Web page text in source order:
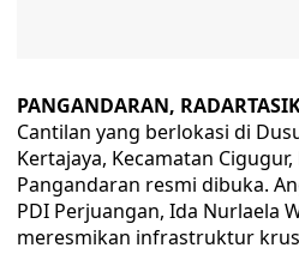
PANGANDARAN,
Cantilan yang berlokasi di
Kertajaya, Kecamatan
Pangandaran resmi dibuka.
PDI Perjuangan, Ida Nurlaela
meresmikan infrastruktur